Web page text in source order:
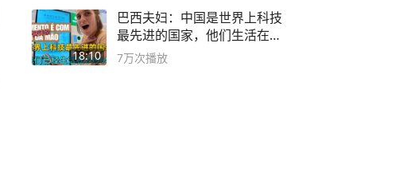
18:10
巴西夫妇：中国是世界上科技
最先进的国家，他们生活在
2999年
7万次播放